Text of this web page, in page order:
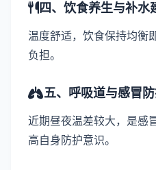
四、饮食养生与补水
温度舒适，饮食保持均衡
负担。
五、呼吸道与感冒
近期昼夜温差较大，是感
高自身防护意识。